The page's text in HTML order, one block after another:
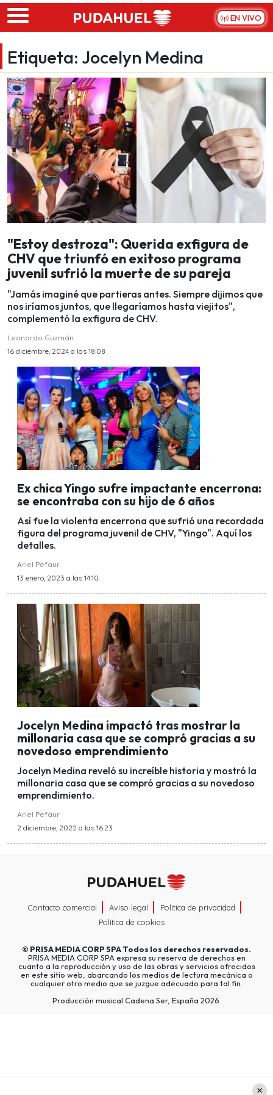
Skip to main content
EN VIVO
Etiqueta: Jocelyn Medina
"Estoy destroza": Querida exfigura de
CHV que triunfó en exitoso programa
juvenil sufrió la muerte de su pareja
"Jamás imaginé que partieras antes. Siempre dijimos que
nos iríamos juntos, que llegaríamos hasta viejitos",
complementó la exfigura de CHV.
Leonardo Guzmán
16 diciembre, 2024 a las 18:08
Ex chica Yingo sufre impactante encerrona:
se encontraba con su hijo de 6 años
Así fue la violenta encerrona que sufrió una recordada
figura del programa juvenil de CHV, "Yingo". Aquí los
detalles.
Ariel Pefaur
13 enero, 2023 a las 14:10
Jocelyn Medina impactó tras mostrar la
millonaria casa que se compró gracias a su
novedoso emprendimiento
Jocelyn Medina reveló su increíble historia y mostró la
millonaria casa que se compró gracias a su novedoso
emprendimiento.
Ariel Pefaur
2 diciembre, 2022 a las 16:23
Contacto comercial Aviso legal
Política de privacidad
Política de cookies
© PRISA MEDIA CORP SPATodos los derechos reservados.
PRISA MEDIA CORP SPA expresa su reserva de derechos en
cuanto a la reproducción y uso de las obras y servicios ofrecidos
en este sitio web, abarcando los medios de lectura mecánica o
cualquier otro medio que se juzgue adecuado para tal fin.
Producción musical Cadena Ser, España 2026.